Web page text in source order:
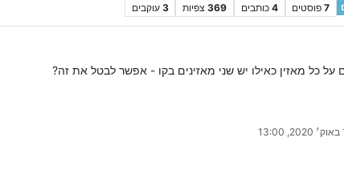
7 פוסטים 4 כותבים 369 צפיות 3 עוקבים
על כל מאזין כאילו יש שני מאזינים בקו - אפשר לבטל את זה?